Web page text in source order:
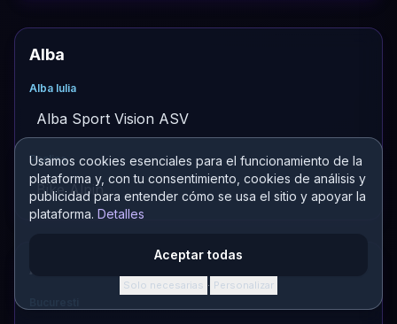
Usamos cookies esenciales para el funcionamiento de la
plataforma y, con tu consentimiento, cookies de análisis y
publicidad para entender cómo se usa el sitio y apoyar la
plataforma. Detalles
Aceptar todas
Solo necesarias · Personalizar
Alba
Alba Iulia
Alba Sport Vision ASV
Paclisa
Bike Alpin
Altele